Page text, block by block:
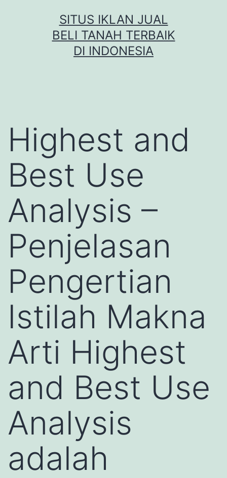
SITUS IKLAN JUAL
BELI TANAH TERBAIK
DI INDONESIA
Highest and
Best Use
Analysis –
Penjelasan
Pengertian
Istilah Makna
Arti Highest
and Best Use
Analysis
adalah